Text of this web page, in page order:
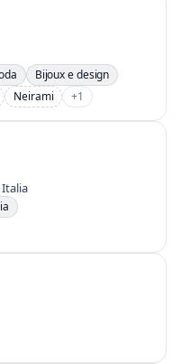
Bijoux e design
Neirami +1
Italia